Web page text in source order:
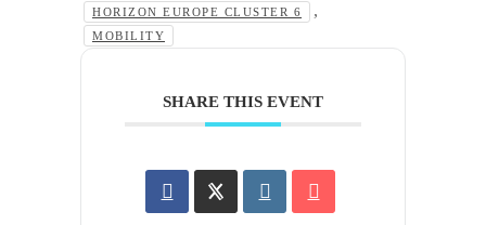
HORIZON EUROPE CLUSTER 6 ,
MOBILITY
SHARE THIS EVENT